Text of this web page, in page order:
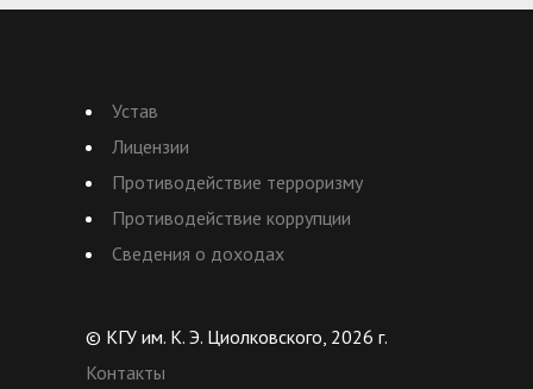
Устав
Лицензии
Противодействие терроризму
Противодействие коррупции
Сведения о доходах
© КГУ им. К. Э. Циолковского, 2026 г.
Контакты